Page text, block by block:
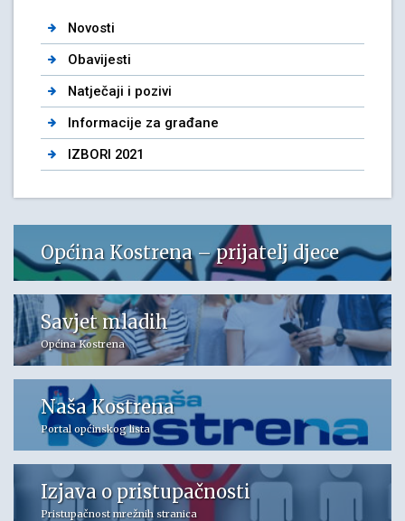
Novosti
Obavijesti
Natječaji i pozivi
Informacije za građane
IZBORI 2021
Općina Kostrena – prijatelj djece
Savjet mladih
Općina Kostrena
Naša Kostrena
Portal općinskog lista
Izjava o pristupačnosti
Pristupačnost mrežnih stranica